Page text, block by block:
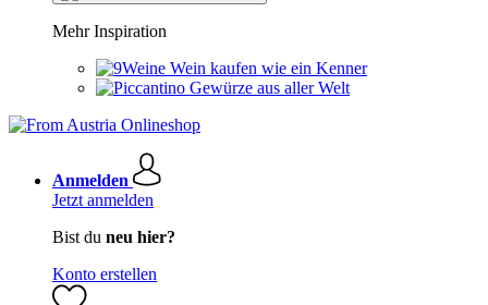
Mehr Inspiration
Wein kaufen wie ein Kenner
Gewürze aus aller Welt
Anmelden
Jetzt anmelden
Bist du neu hier?
Konto erstellen